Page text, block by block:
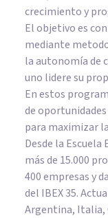
crecimiento y
El objetivo es
mediante
la autonomía de
uno lidere su
En estos
de
para maximizar
Desde la Escuela
más de 15.000
400 empresas y
del IBEX 35.
Argentina, Italia,